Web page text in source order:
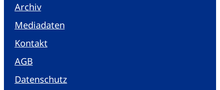
Archiv
Mediadaten
Kontakt
AGB
Datenschutz